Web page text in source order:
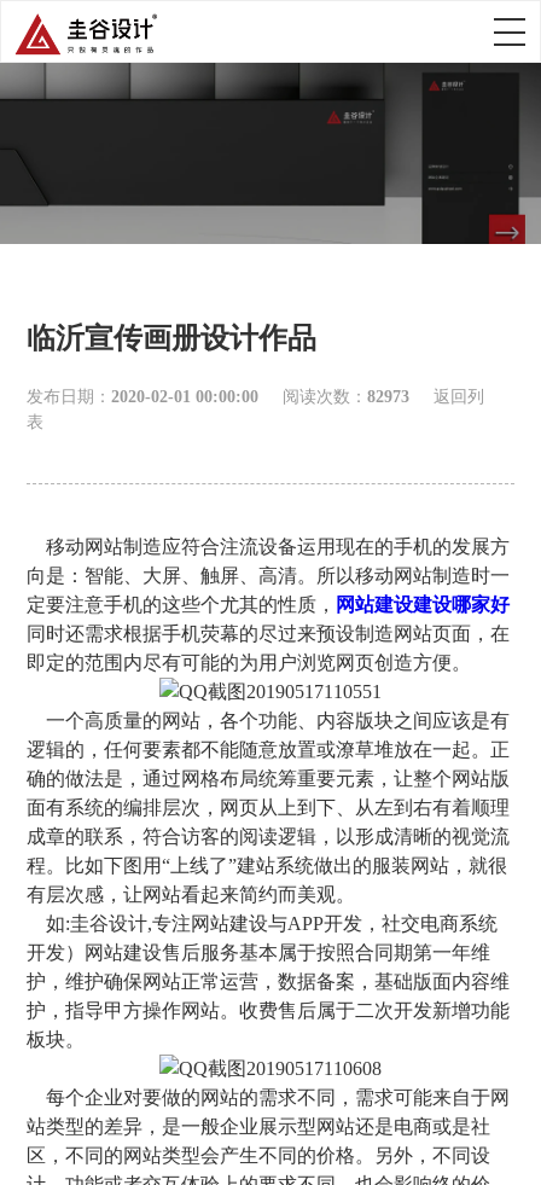
临沂宣传画册设计作品
发布日期：2020-02-01 00:00:00 阅读次数：82973
返回列
表
移动网站制造应符合注流设备运用现在的手机的发展方
向是：智能、大屏、触屏、高清。所以移动网站制造时一
定要注意手机的这些个尤其的性质， 网站建设建设哪家好
同时还需求根据手机荧幕的尽过来预设制造网站页面，在
即定的范围内尽有可能的为用户浏览网页创造方便。
一个高质量的网站，各个功能、内容版块之间应该是有
逻辑的，任何要素都不能随意放置或潦草堆放在一起。正
确的做法是，通过网格布局统筹重要元素，让整个网站版
面有系统的编排层次，网页从上到下、从左到右有着顺理
成章的联系，符合访客的阅读逻辑，以形成清晰的视觉流
程。比如下图用“上线了”建站系统做出的服装网站，就很
有层次感，让网站看起来简约而美观。
如:圭谷设计,专注网站建设与APP开发，社交电商系统
开发）网站建设售后服务基本属于按照合同期第一年维
护，维护确保网站正常运营，数据备案，基础版面内容维
护，指导甲方操作网站。收费售后属于二次开发新增功能
板块。
每个企业对要做的网站的需求不同，需求可能来自于网
站类型的差异，是一般企业展示型网站还是电商或是社
区，不同的网站类型会产生不同的价格。另外，不同设